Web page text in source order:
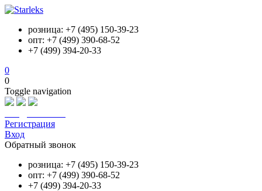
розница: +7 (495) 150-39-23
опт: +7 (499) 390-68-52
+7 (499) 394-20-33
0
0
Toggle navigation
Регистрация
Вход
Обратный звонок
розница: +7 (495) 150-39-23
опт: +7 (499) 390-68-52
+7 (499) 394-20-33